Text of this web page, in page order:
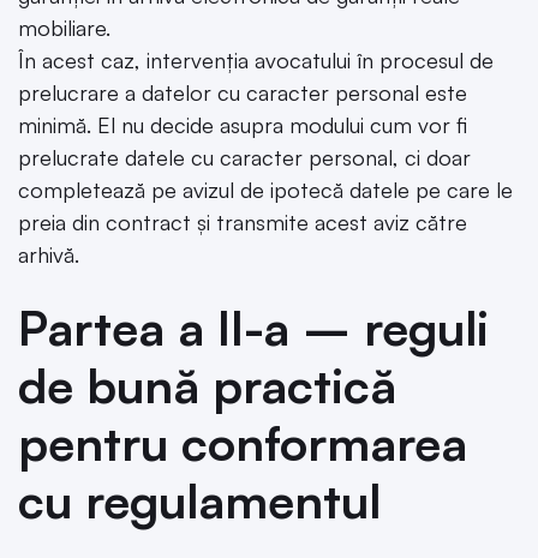
mobiliare.
În acest caz, intervenția avocatului în procesul de
prelucrare a datelor cu caracter personal este
minimă. El nu decide asupra modului cum vor fi
prelucrate datele cu caracter personal, ci doar
completează pe avizul de ipotecă datele pe care le
preia din contract și transmite acest aviz către
arhivă.
Partea a II-a – reguli
de bună practică
pentru conformarea
cu regulamentul